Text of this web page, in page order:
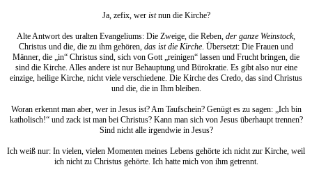
Ja, zefix, wer istnun die Kirche?
Alte Antwort des uralten Evangeliums: Die Zweige, die Reben, der ganze Weinstock,
Christus und die, die zu ihm gehören, das ist die Kirche . Übersetzt: Die Frauen und
Männer, die „in“ Christus sind, sich von Gott „reinigen“ lassen und Frucht bringen, die
sind die Kirche. Alles andere ist nur Behauptung und Bürokratie. Es gibt also nur eine
einzige, heilige Kirche, nicht viele verschiedene. Die Kirche des Credo, das sind Christus
und die, die in Ihm bleiben.
Woran erkennt man aber, wer in Jesus ist? Am Taufschein? Genügt es zu sagen: „Ich bin
katholisch!“ und zack ist man bei Christus? Kann man sich von Jesus überhaupt trennen?
Sind nicht alle irgendwie in Jesus?
Ich weiß nur: In vielen, vielen Momenten meines Lebens gehörte ich nicht zur Kirche, weil
ich nicht zu Christus gehörte. Ich hatte mich von ihm getrennt.